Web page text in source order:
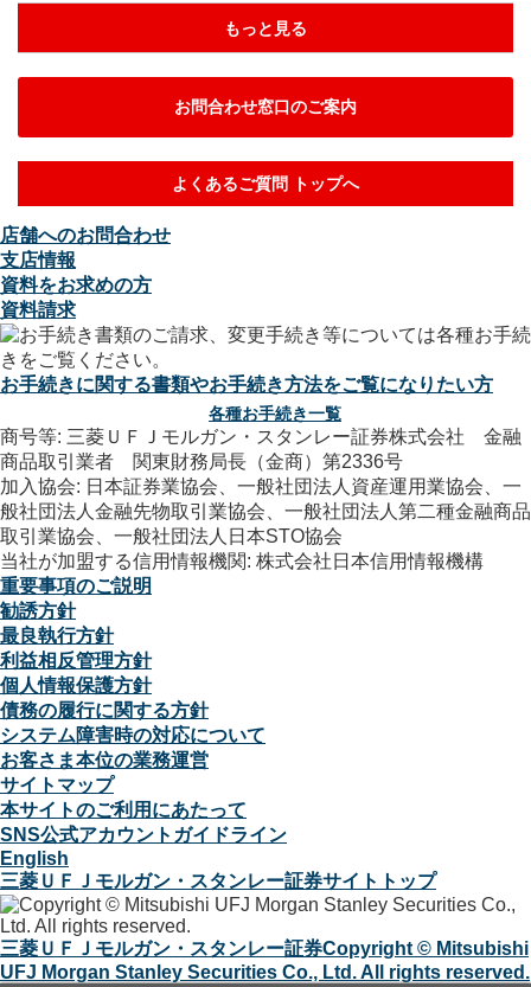
もっと見る
お問合わせ窓口のご案内
よくあるご質問 トップへ
店舗へのお問合わせ
支店情報
資料をお求めの方
資料請求
お手続きに関する書類やお手続き方法をご覧になりたい方
各種お手続き一覧
商号等: 三菱ＵＦＪモルガン・スタンレー証券株式会社 金融
商品取引業者 関東財務局長（金商）第2336号
加入協会: 日本証券業協会、一般社団法人資産運用業協会、一
般社団法人金融先物取引業協会、一般社団法人第二種金融商品
取引業協会、一般社団法人日本STO協会
当社が加盟する信用情報機関: 株式会社日本信用情報機構
重要事項のご説明
勧誘方針
最良執行方針
利益相反管理方針
個人情報保護方針
債務の履行に関する方針
システム障害時の対応について
お客さま本位の業務運営
サイトマップ
本サイトのご利用にあたって
SNS公式アカウントガイドライン
English
三菱ＵＦＪモルガン・スタンレー証券サイトトップ
三菱ＵＦＪモルガン・スタンレー証券Copyright © Mitsubishi
UFJ Morgan Stanley Securities Co., Ltd. All rights reserved.